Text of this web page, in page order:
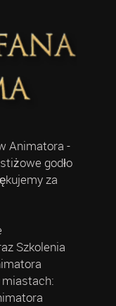
Animatora -
godło
za
Szkolenia